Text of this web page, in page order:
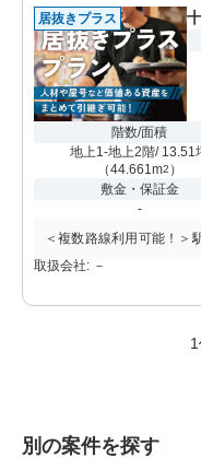
居抜きプラス
階数/面積
地上1-地上2階/ 13.51
（44.661m2 ）
敷金・保証金
-
＜複数路線利用可能！＞
取扱会社: －
1
別の案件を探す